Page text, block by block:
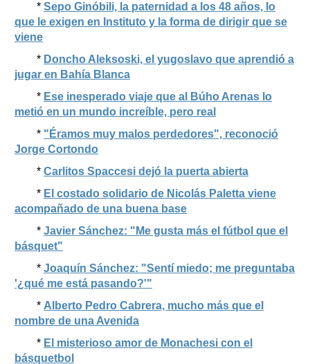
* Sepo Ginóbili, la paternidad a los 48 años, lo
que le exigen en Instituto y la forma de dirigir que se
viene
* Doncho Aleksoski, el yugoslavo que aprendió a
jugar en Bahía Blanca
* Ese inesperado viaje que al Búho Arenas lo
metió en un mundo increíble, pero real
* "Éramos muy malos perdedores", reconoció
Jorge Cortondo
* Carlitos Spaccesi dejó la puerta abierta
* El costado solidario de Nicolás Paletta viene
acompañado de una buena base
* Javier Sánchez: "Me gusta más el fútbol que el
básquet"
* Joaquín Sánchez: "Sentí miedo; me preguntaba
'¿qué me está pasando?'"
* Alberto Pedro Cabrera, mucho más que el
nombre de una Avenida
* El misterioso amor de Monachesi con el
básquetbol